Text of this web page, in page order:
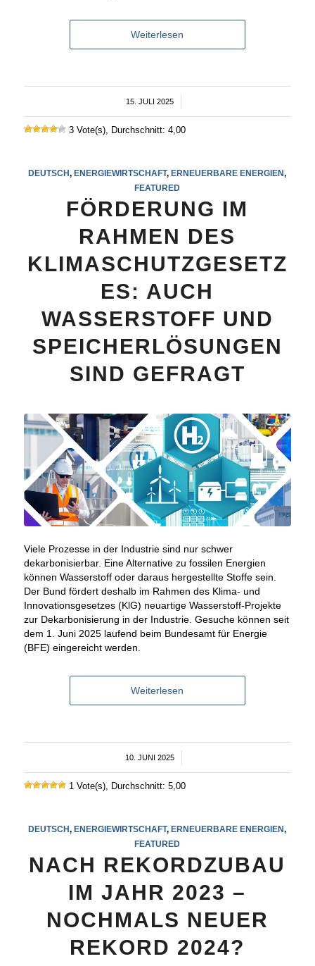
Weiterlesen
15. JULI 2025
3 Vote(s), Durchschnitt: 4,00
DEUTSCH,ENERGIEWIRTSCHAFT,ERNEUERBARE ENERGIEN,
FEATURED
FÖRDERUNG IM
RAHMEN DES
KLIMASCHUTZGESETZ
ES: AUCH
WASSERSTOFF UND
SPEICHERLÖSUNGEN
SIND GEFRAGT
Viele Prozesse in der Industrie sind nur schwer
dekarbonisierbar. Eine Alternative zu fossilen Energien
können Wasserstoff oder daraus hergestellte Stoffe sein.
Der Bund fördert deshalb im Rahmen des Klima- und
Innovationsgesetzes (KlG) neuartige Wasserstoff-Projekte
zur Dekarbonisierung in der Industrie. Gesuche können seit
dem 1. Juni 2025 laufend beim Bundesamt für Energie
(BFE) eingereicht werden.
Weiterlesen
10. JUNI 2025
/
1 Vote(s), Durchschnitt: 5,00
DEUTSCH ,ENERGIEWIRTSCHAFT,ERNEUERBARE ENERGIEN
FEATURED
NACH REKORDZUBAU
IM JAHR 2023 –
NOCHMALS NEUER
REKORD 2024?